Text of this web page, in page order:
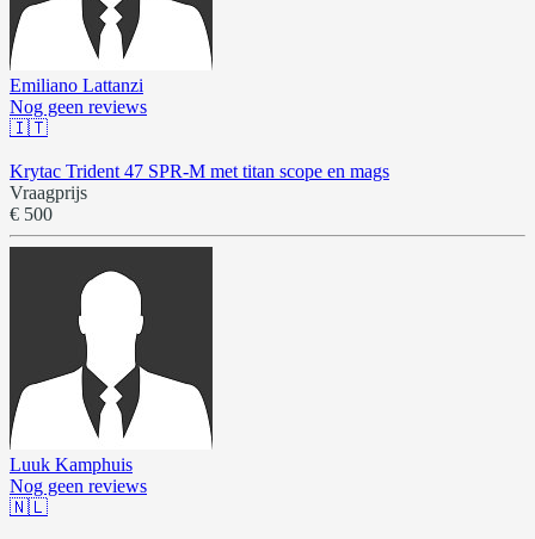
Emiliano Lattanzi
Nog geen reviews
🇮🇹
Krytac Trident 47 SPR-M met titan scope en mags
Vraagprijs
€ 500
Luuk Kamphuis
Nog geen reviews
🇳🇱